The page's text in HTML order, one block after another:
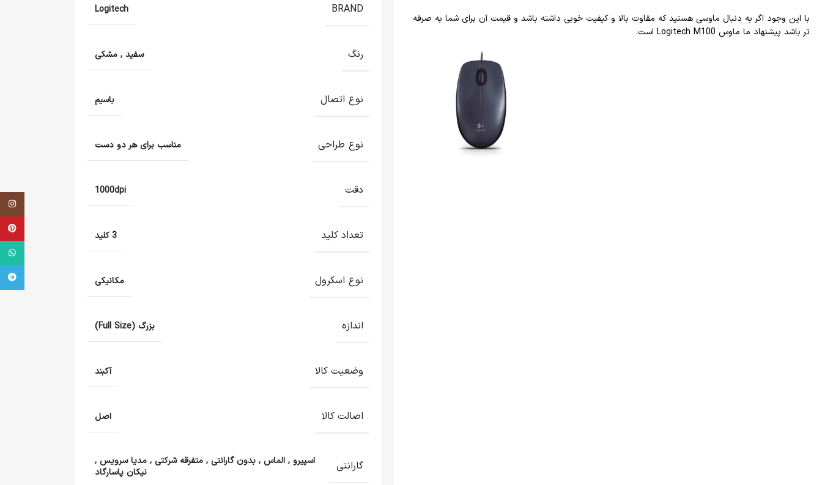
با این وجود اگر به دنبال ماوسی هستید که مقاوت بالا و کیفیت خوبی داشته باشد و قیمت آن برای شما به صرفه
تر باشد پیشنهاد ما ماوس Logitech M100 است.
BRAND
Logitech
رنگ سفید ,مشکی
نوع اتصال باسیم
نوع طراحی مناسب برای هر دو دست
دقت 1000dpi
تعداد کلید 3 کلید
نوع اسکرول مکانیکی
اندازه بزرگ (Full Size)
وضعیت کالا آکبند
اصالت کالا اصل
گارانتی اسپیرو ,الماس ,بدون گارانتی ,متفرقه شرکتی ,مدیا سرویس ,
نیکان پاسارگاد